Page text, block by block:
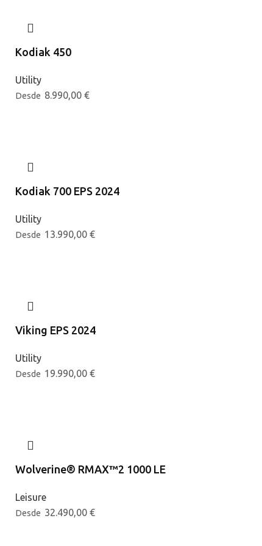
Kodiak 450
Utility
Desde 8.990,00 €
Kodiak 700 EPS 2024
Utility
Desde 13.990,00 €
Viking EPS 2024
Utility
Desde 19.990,00 €
Wolverine® RMAX™2 1000 LE
Leisure
Desde 32.490,00 €